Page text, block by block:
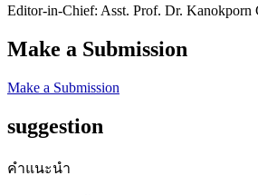
Editor-in-Chief: Asst. Prof. Dr. Kanokporn
Make a Submission
Make a Submission
suggestion
คำแนะนำ